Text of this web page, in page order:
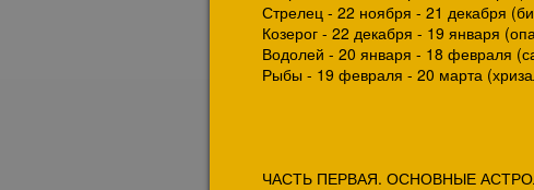
Стрелец - 22 ноября - 21 декабря
Козерог - 22 декабря - 19 января
Водолей - 20 января - 18 февраля
Рыбы - 19 февраля - 20 марта
ЧАСТЬ ПЕРВАЯ. ОСНОВНЫЕ